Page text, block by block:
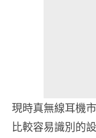
現時真無線耳機
比較容易識別的